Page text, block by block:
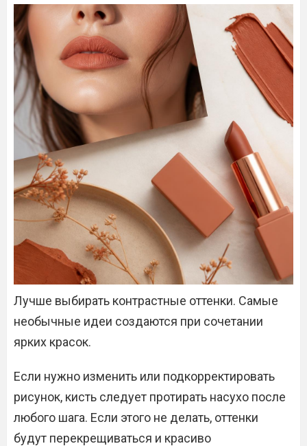
Лучше выбирать контрастные оттенки. Самые
необычные идеи создаются при сочетании
ярких красок.
Если нужно изменить или подкорректировать
рисунок, кисть следует протирать насухо после
любого шага. Если этого не делать, оттенки
будут перекрещиваться и красиво